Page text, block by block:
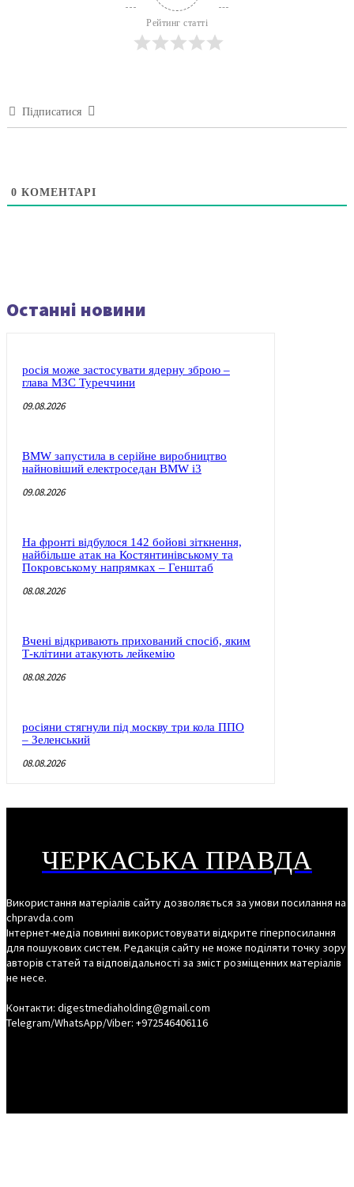
Рейтинг статті
Підписатися
0 КОМЕНТАРІ
Останні новини
росія може застосувати ядерну зброю –
глава МЗС Туреччини
09.08.2026
BMW запустила в серійне виробництво
найновіший електроседан BMW i3
09.08.2026
На фронті відбулося 142 бойові зіткнення,
найбільше атак на Костянтинівському та
Покровському напрямках – Генштаб
08.08.2026
Вчені відкривають прихований спосіб, яким
Т-клітини атакують лейкемію
08.08.2026
росіяни стягнули під москву три кола ППО
– Зеленський
08.08.2026
ЧЕРКАСЬКА ПРАВДА
Використання матеріалів сайту дозволяється за умови посилання на
chpravda.com
Інтернет-медіа повинні використовувати відкрите гіперпосилання
для пошукових систем. Редакція сайту не може поділяти точку зору
авторів статей та відповідальності за зміст розміщенних матеріалів
не несе.
Контакти: digestmediaholding@gmail.com
Telegram/WhatsApp/Viber: +972546406116